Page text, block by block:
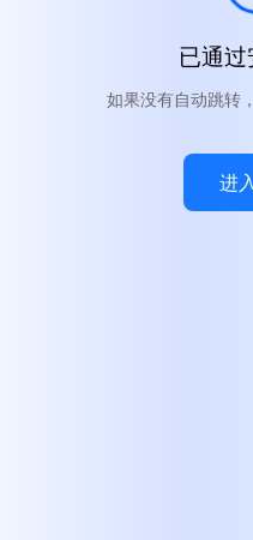
已通
如果没有自动跳转
进